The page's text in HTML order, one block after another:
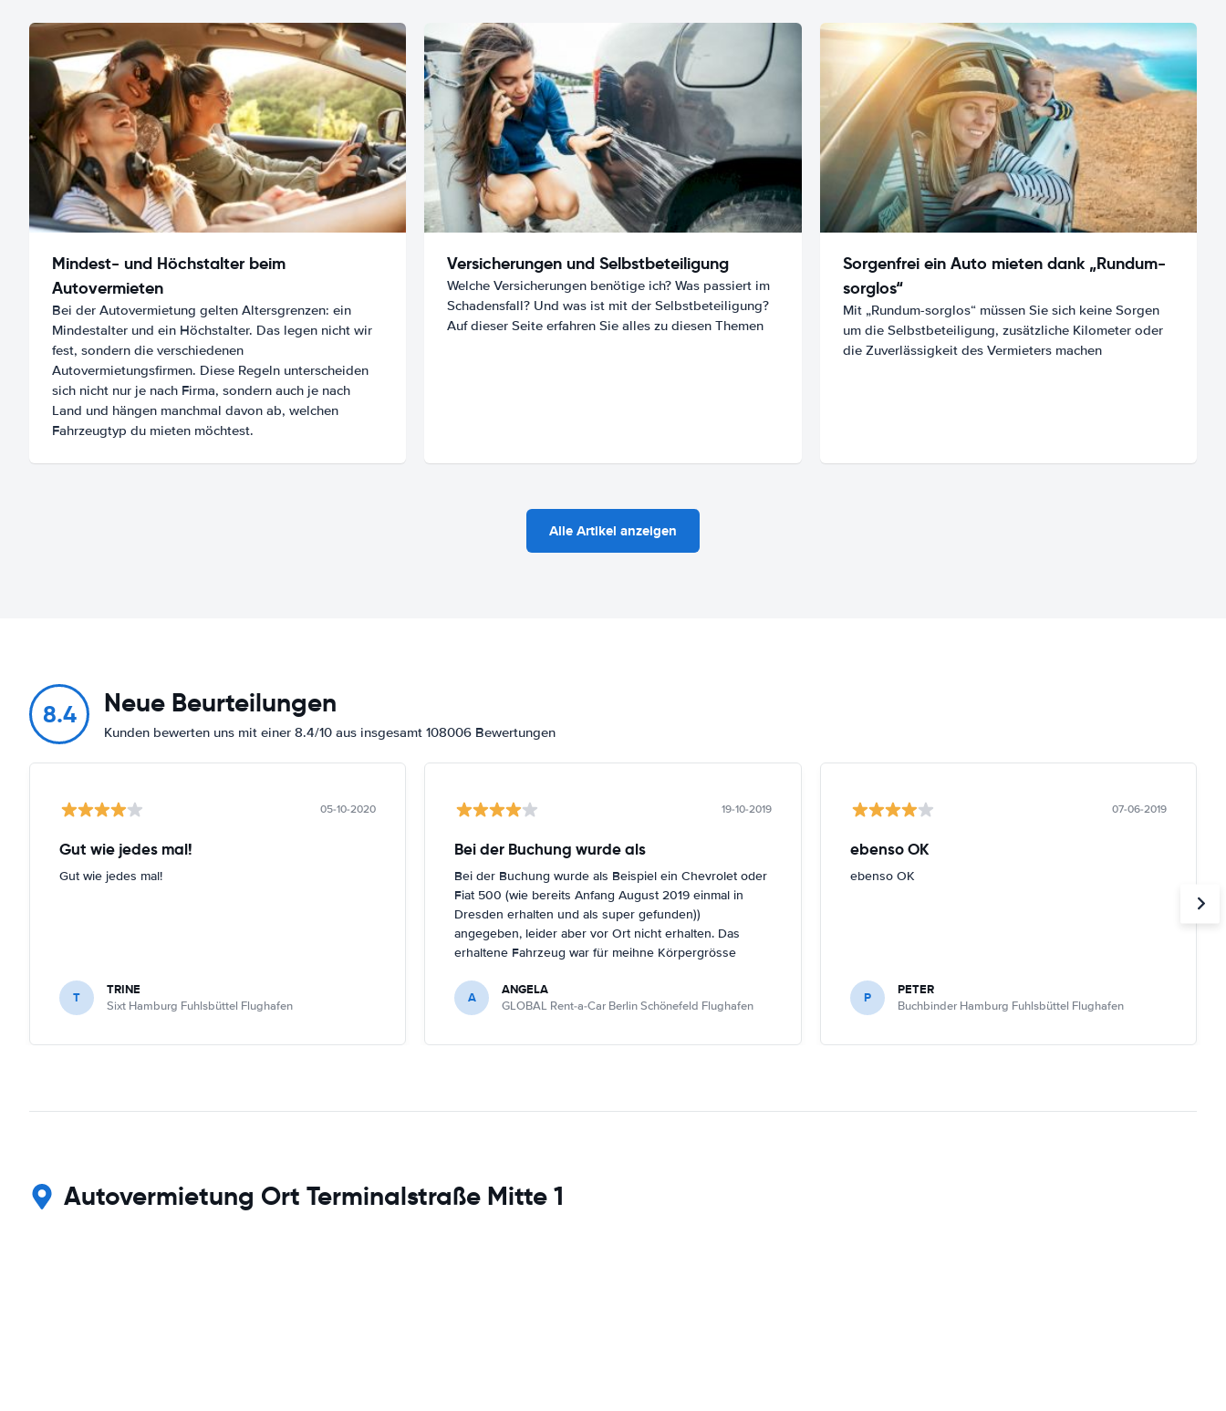
Mindest- und Höchstalter beim
Autovermieten
Bei der Autovermietung gelten Altersgrenzen: ein
Mindestalter und ein Höchstalter. Das legen nicht wir
fest, sondern die verschiedenen
Autovermietungsfirmen. Diese Regeln unterscheiden
sich nicht nur je nach Firma, sondern auch je nach
Land und hängen manchmal davon ab, welchen
Fahrzeugtyp du mieten möchtest.
Versicherungen und Selbstbeteiligung
Welche Versicherungen benötige ich? Was passiert im
Schadensfall? Und was ist mit der Selbstbeteiligung?
Auf dieser Seite erfahren Sie alles zu diesen Themen
Sorgenfrei ein Auto mieten dank „Rundum-
sorglos“
Mit „Rundum-sorglos“ müssen Sie sich keine Sorgen
um die Selbstbeteiligung, zusätzliche Kilometer oder
die Zuverlässigkeit des Vermieters machen
Alle Artikel anzeigen
8.4 Neue Beurteilungen
Kunden bewerten uns mit einer 8.4/10 aus insgesamt 108006 Bewertungen
05-10-2020
Gut wie jedes mal!
Gut wie jedes mal!
T TRINE
Sixt Hamburg Fuhlsbüttel Flughafen
19-10-2019
Bei der Buchung wurde als
Bei der Buchung wurde als Beispiel ein Chevrolet oder
Fiat 500 (wie bereits Anfang August 2019 einmal in
Dresden erhalten und als super gefunden))
angegeben, leider aber vor Ort nicht erhalten. Das
erhaltene Fahrzeug war für meihne Körpergrösse
Schönefeld kein anderes Fahrzeug bekommen.
A ANGELA
GLOBAL Rent-a-Car Berlin Schönefeld Flughafen
07-06-2019
ebenso OK
ebenso OK
P PETER
Buchbinder Hamburg Fuhlsbüttel Flughafen
Autovermietung Ort Terminalstraße Mitte 1